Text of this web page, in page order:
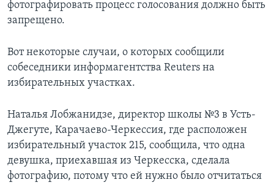
фотографировать процесс голосования должно быть
запрещено.
Вот некоторые случаи, о которых сообщили
собеседники информагентства Reuters на
избирательных участках.
Наталья Лобжанидзе, директор школы №3 в Усть-
Джегуте, Карачаево-Черкессия, где расположен
избирательный участок 215, сообщила, что одна
девушка, приехавшая из Черкесска, сделала
фотографию, потому что ей нужно было отчитаться